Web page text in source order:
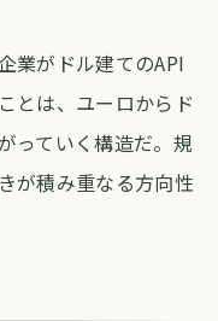
業がドル建てのAPI
とは、ユーロからド
っていく構造だ。規
が積み重なる方向性